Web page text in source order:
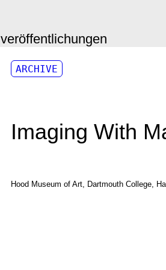
veröffentlichungen
ARCHIVE
Imaging With
Hood Museum of Art, Dartmouth College,